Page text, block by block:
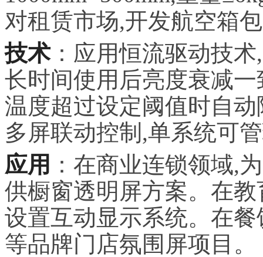
对租赁市场,开发航空箱
技术：应用恒流驱动技
长时间使用后亮度衰减
温度超过设定阈值时自
多屏联动控制,单系统可
应用 ：在商业连锁领域,
供橱窗透明屏方案。在
设置互动显示系统。在
等品牌门店氛围屏项目。